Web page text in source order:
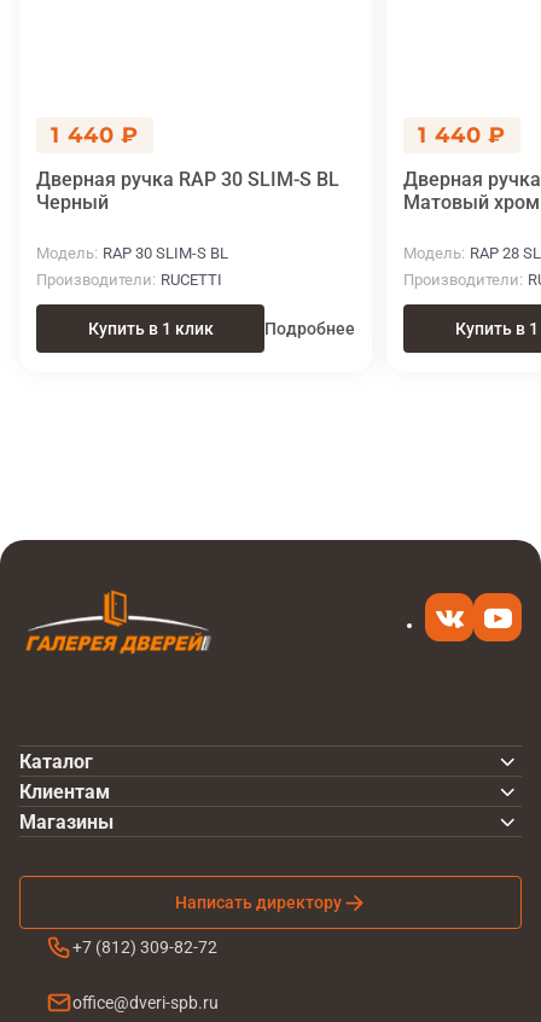
1 440 ₽
Дверная ручка RAP 30 SLIM-S BL
Черный
Модель RAP 30 SLIM-S BL
Производители RUCETTI
Купить в 1 клик Подробнее
1 440 ₽
Дверная
Матовый хром
Модель RAP 28
Производители
Купить в
Каталог
Клиентам
Написать директору
+7 (812) 309-82-72
office@dveri-spb.ru
Магазины